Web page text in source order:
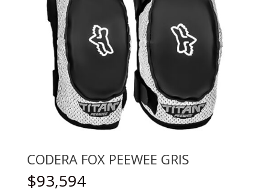
CODERA FOX PEEWEE GRIS
$93,594